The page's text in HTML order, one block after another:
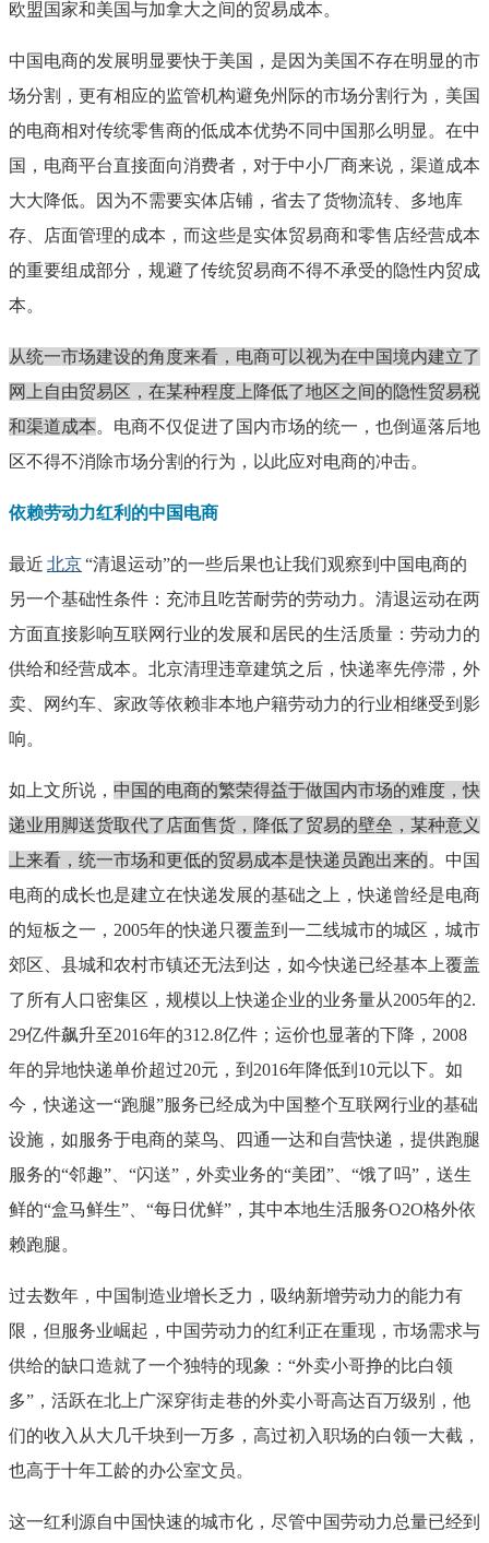
欧盟国家和美国与加拿大之间的贸易成本。
中国电商的发展明显要快于美国，是因为美国不存在明显的市
场分割，更有相应的监管机构避免州际的市场分割行为，美国
的电商相对传统零售商的低成本优势不同中国那么明显。在中
国，电商平台直接面向消费者，对于中小厂商来说，渠道成本
大大降低。因为不需要实体店铺，省去了货物流转、多地库
存、店面管理的成本，而这些是实体贸易商和零售店经营成本
的重要组成部分，规避了传统贸易商不得不承受的隐性内贸成
本。
从统一市场建设的角度来看，电商可以视为在中国境内建立了
网上自由贸易区，在某种程度上降低了地区之间的隐性贸易税
和渠道成本。电商不仅促进了国内市场的统一，也倒逼落后地
区不得不消除市场分割的行为，以此应对电商的冲击。
依赖劳动力红利的中国电商
最近 北京“清退运动”的一些后果也让我们观察到中国电商的
另一个基础性条件：充沛且吃苦耐劳的劳动力。清退运动在两
方面直接影响互联网行业的发展和居民的生活质量：劳动力的
供给和经营成本。北京清理违章建筑之后，快递率先停滞，外
卖、网约车、家政等依赖非本地户籍劳动力的行业相继受到影
响。
如上文所说， 中国的电商的繁荣得益于做国内市场的难度，快
递业用脚送货取代了店面售货，降低了贸易的壁垒，某种意义
上来看，统一市场和更低的贸易成本是快递员跑出来的。中国
电商的成长也是建立在快递发展的基础之上，快递曾经是电商
的短板之一，2005年的快递只覆盖到一二线城市的城区，城市
郊区、县城和农村市镇还无法到达，如今快递已经基本上覆盖
了所有人口密集区，规模以上快递企业的业务量从2005年的2.
29亿件飙升至2016年的312.8亿件；运价也显著的下降，2008
年的异地快递单价超过20元，到2016年降低到10元以下。如
今，快递这一“跑腿”服务已经成为中国整个互联网行业的基础
设施，如服务于电商的菜鸟、四通一达和自营快递，提供跑腿
服务的“邻趣”、“闪送”，外卖业务的“美团”、“饿了吗”，送生
鲜的“盒马鲜生”、“每日优鲜”，其中本地生活服务O2O格外依
赖跑腿。
过去数年，中国制造业增长乏力，吸纳新增劳动力的能力有
限，但服务业崛起，中国劳动力的红利正在重现，市场需求与
供给的缺口造就了一个独特的现象：“外卖小哥挣的比白领
多”，活跃在北上广深穿街走巷的外卖小哥高达百万级别，他
们的收入从大几千块到一万多，高过初入职场的白领一大截，
也高于十年工龄的办公室文员。
这一红利源自中国快速的城市化，尽管中国劳动力总量已经到